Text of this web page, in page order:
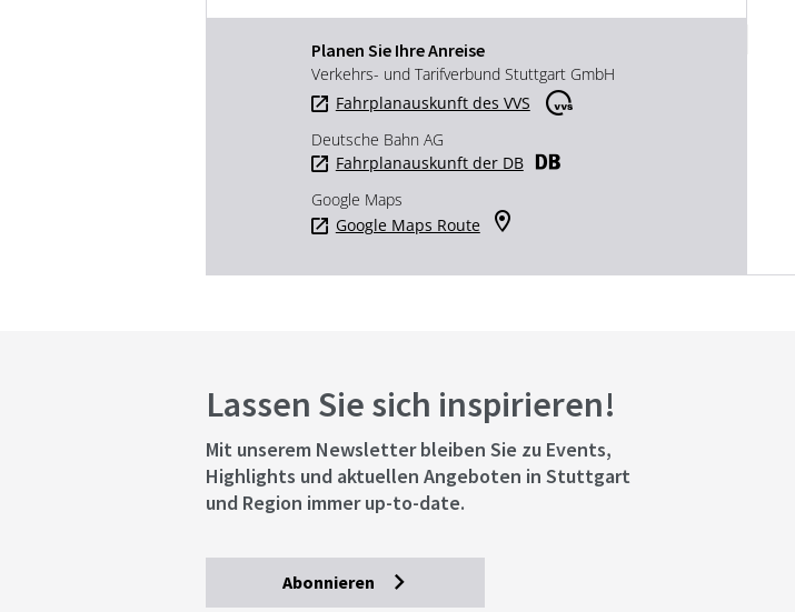
Planen Sie Ihre Anreise
Verkehrs- und Tarifverbund Stuttgart GmbH
Fahrplanauskunft des VVS
Deutsche Bahn AG
Fahrplanauskunft der DB
Google Maps
Google Maps Route
Lassen Sie sich inspirieren!
Mit unserem Newsletter bleiben Sie zu Events,
Highlights und aktuellen Angeboten in Stuttgart
und Region immer up-to-date.
Abonnieren